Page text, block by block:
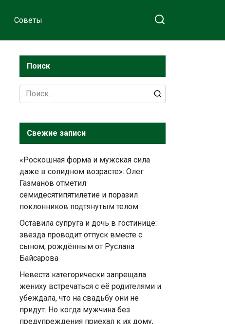
Советы
Поиск
Search
for:
Свежие записи
«Роскошная форма и мужская сила
даже в солидном возрасте»: Олег
Газманов отметил
семидесятипятилетие и поразил
поклонников подтянутым телом
Оставила супруга и дочь в гостинице:
звезда проводит отпуск вместе с
сыном, рождённым от Руслана
Байсарова
Невеста категорически запрещала
жениху встречаться с её родителями и
убеждала, что на свадьбу они не
придут. Но когда мужчина без
предупреждения приехал к их дому,